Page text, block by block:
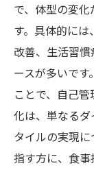
で、体型の変
す。具体的に
改善、生活習
ースが多いで
ことで、自己
化は、単なる
タイルの実現
指す方に、食